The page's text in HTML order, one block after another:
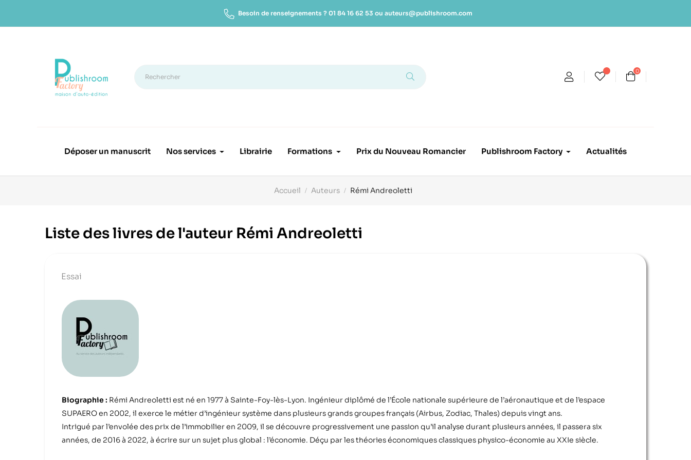
Besoin de renseignements ? 01 84 16 62 53 ou auteurs@publishroom.com
0
Déposer un manuscrit Nos services Librairie Formations Prix du Nouveau Romancier Publishroom Factory Actualités
Accueil Auteurs Rémi Andreoletti
Liste des livres de l'auteur Rémi Andreoletti
Essai
Biographie : Rémi Andreoletti est né en 1977 à Sainte-Foy-lès-Lyon. Ingénieur diplômé de l’École nationale supérieure de l’aéronautique et de l’espace
SUPAERO en 2002, il exerce le métier d’ingénieur système dans plusieurs grands groupes français (Airbus, Zodiac, Thales) depuis vingt ans.
Intrigué par l’envolée des prix de l’immobilier en 2009, il se découvre progressivement une passion qu’il analyse durant plusieurs années, il passera six
années, de 2016 à 2022, à écrire sur un sujet plus global : l’économie. Déçu par les théories économiques classiques physico-économie au XXIe siècle.